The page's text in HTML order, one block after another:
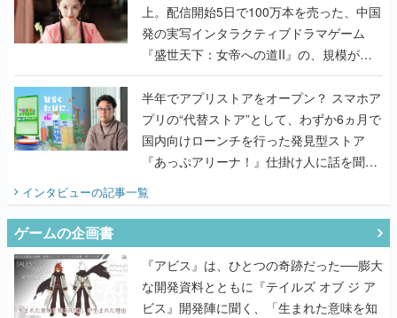
上。配信開始5日で100万本を売った、中国
発の実写インタラクティブドラマゲーム
『盛世天下：女帝への道II』の、規模が違
うこだわりをプロデューサーに聞いた
半年でアプリストアをオープン？ スマホア
プリの“代替ストア”として、わずか6ヵ月で
国内向けローンチを行った発見型ストア
『あっぷアリーナ！』仕掛け人に話を聞い
インタビューの記事一覧
ゲームの企画書
『アビス』は、ひとつの奇跡だった──膨大
な開発資料とともに『テイルズ オブ ジ ア
ビス』開発陣に聞く、「生まれた意味を知